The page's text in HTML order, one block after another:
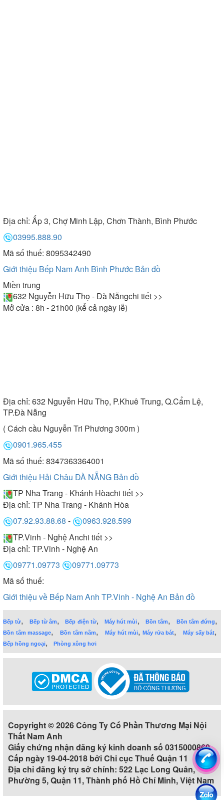
Địa chỉ: Ấp 3, Chợ Minh Lập, Chơn Thành, Bình Phước
03995.888.90
Mã số thuế: 8095342490
Giới thiệu Bếp Nam Anh Bình Phước Bản đồ
Miền trung
632 Nguyễn Hữu Thọ - Đà Nẵngchi tiết >>
Mở cửa : 8h - 21h00 (kể cả ngày lễ)
Địa chỉ: 632 Nguyễn Hữu Thọ, P.Khuê Trung, Q.Cẩm Lệ,
TP.Đà Nẵng
( Cách cầu Nguyễn Tri Phương 300m )
0901.965.455
Mã số thuế: 8347363364001
Giới thiệu Hải Châu ĐÀ NẴNG Bản đồ
TP Nha Trang - Khánh Hòachi tiết >>
Địa chỉ: TP Nha Trang - Khánh Hòa
07.92.93.88.68 -
0963.928.599
TP.Vinh - Nghệ Anchi tiết >>
Địa chỉ: TP.Vinh - Nghệ An
09771.09773
09771.09773
Mã số thuế:
Giới thiệu về Bếp Nam Anh TP.Vinh - Nghệ An Bản đồ
Bếp từ, Bếp từ âm,Bếp điện từ,Máy hút mùi, Bồn tắm, Bồn tắm đứng,
Bồn tắm massage,Bồn tắm nằm,Máy hút mùi,Máy rửa bát,Máy sấy bát,
Bếp hồng ngoại, Phòng xông hơi
Copyright © 2026 Công Ty Cổ Phần Thương Mại Nội
Thất Nam Anh
Giấy chứng nhận đăng ký kinh doanh số 0315000860
Cấp ngày 19-04-2018 bởi Chi cục Thuế Quận 11
Địa chỉ đăng ký trụ sở chính: 522 Lạc Long Quân,
Phường 5, Quận 11, Thành phố Hồ Chí Minh, Việt Nam